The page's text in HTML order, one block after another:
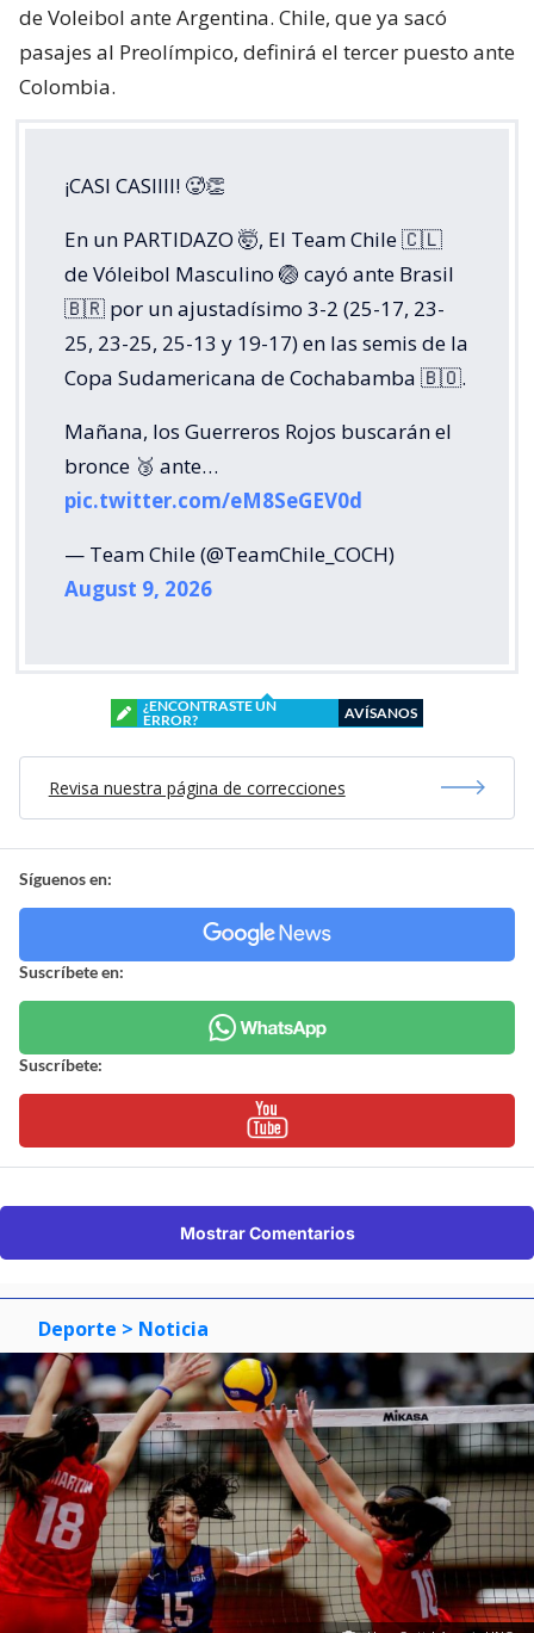
de Voleibol ante Argentina. Chile, que ya sacó
pasajes al Preolímpico, definirá el tercer puesto ante
Colombia.
¡CASI CASIIII! 🥵👏
En un PARTIDAZO 🤯, El Team Chile 🇨🇱
de Vóleibol Masculino 🏐 cayó ante Brasil
🇧🇷 por un ajustadísimo 3-2 (25-17, 23-
25, 23-25, 25-13 y 19-17) en las semis de la
Copa Sudamericana de Cochabamba 🇧🇴.
Mañana, los Guerreros Rojos buscarán el
bronce 🥉 ante…
pic.twitter.com/eM8SeGEV0d
— Team Chile (@TeamChile_COCH)
August 9, 2026
¿ENCONTRASTE UN
ERROR?
AVÍSANOS
Revisa nuestra página de correcciones
Síguenos en:
Suscríbete en:
Suscríbete:
Mostrar Comentarios
Deporte > Noticia